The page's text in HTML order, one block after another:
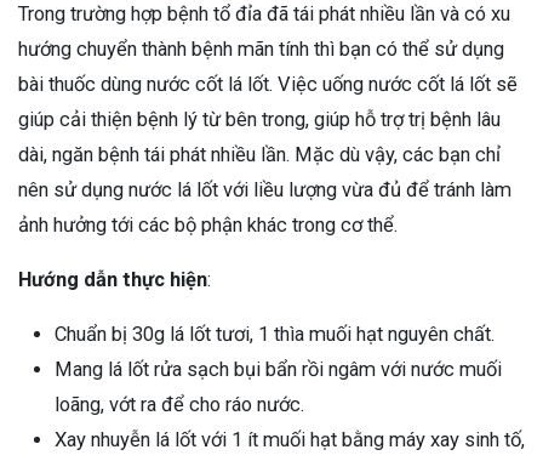
Trong trường hợp bệnh tổ đỉa đã tái phát nhiều lần và có xu
hướng chuyển thành bệnh mãn tính thì bạn có thể sử dụng
bài thuốc dùng nước cốt lá lốt. Việc uống nước cốt lá lốt sẽ
giúp cải thiện bệnh lý từ bên trong, giúp hỗ trợ trị bệnh lâu
dài, ngăn bệnh tái phát nhiều lần. Mặc dù vậy, các bạn chỉ
nên sử dụng nước lá lốt với liều lượng vừa đủ để tránh làm
ảnh hưởng tới các bộ phận khác trong cơ thể.
Hướng dẫn thực hiện:
Chuẩn bị 30g lá lốt tươi, 1 thìa muối hạt nguyên chất.
Mang lá lốt rửa sạch bụi bẩn rồi ngâm với nước muối
loãng, vớt ra để cho ráo nước.
Xay nhuyễn lá lốt với 1 ít muối hạt bằng máy xay sinh tố,